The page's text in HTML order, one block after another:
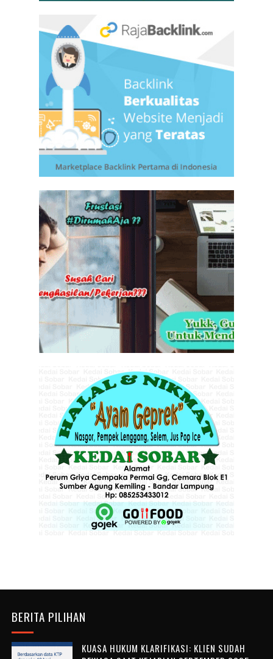
BERITA PILIHAN
KUASA HUKUM KLARIFIKASI: KLIEN SUDAH